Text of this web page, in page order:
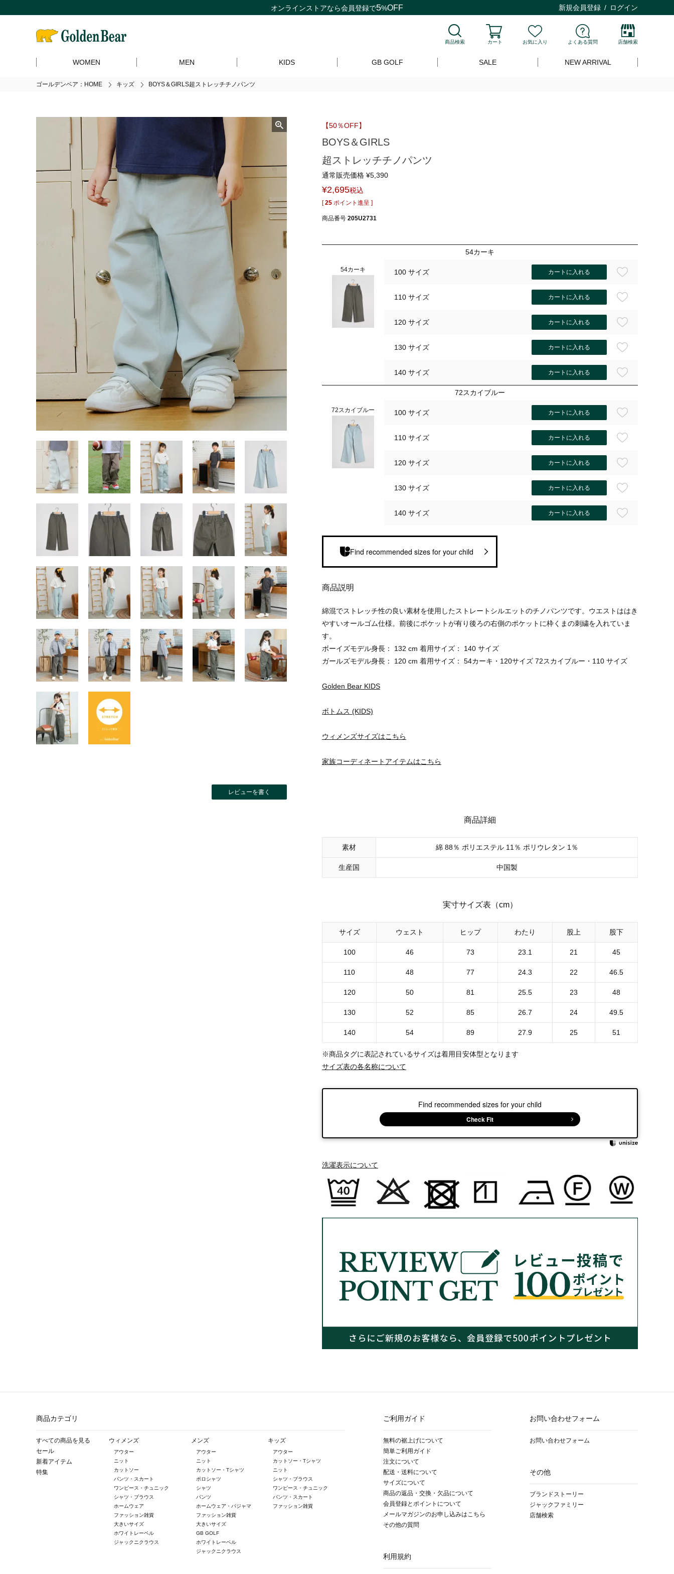
オンラインストアなら会員登録で5%OFF 新規会員登録 ログイン
商品検索 カート お気に入り よくある質問 店舗検索
WOMEN MEN KIDS GB GOLF SALE NEW ARRIVAL
ゴールデンベア：HOME キッズ BOYS＆GIRLS超ストレッチチノパンツ
レビューを書く
【50％OFF】
BOYS＆GIRLS
超ストレッチチノパンツ
通常販売価格 ¥5,390
¥2,695税込
[ 25 ポイント進呈 ]
商品番号 205U2731
54カーキ
54カーキ 100 サイズ カートに入れる
110 サイズ カートに入れる
120 サイズ カートに入れる
130 サイズ カートに入れる
140 サイズ カートに入れる
72スカイブルー
72スカイブルー 100 サイズ カートに入れる
110 サイズ カートに入れる
120 サイズ カートに入れる
130 サイズ カートに入れる
140 サイズ カートに入れる
Find recommended sizes for your child
商品説明
綿混でストレッチ性の良い素材を使用したストレートシルエットのチノパンツです。ウエストははき
やすいオールゴム仕様。前後にポケットが有り後ろの右側のポケットに枠くまの刺繍を入れていま
す。
ボーイズモデル身長： 132 cm 着用サイズ： 140 サイズ
ガールズモデル身長： 120 cm 着用サイズ： 54カーキ・120サイズ 72スカイブルー・110 サイズ
Golden Bear KIDS
ボトムス (KIDS)
ウィメンズサイズはこちら
家族コーディネートアイテムはこちら
商品詳細
素材 綿 88％ ポリエステル 11％ ポリウレタン 1％
生産国 中国製
実寸サイズ表（cm）
サイズ ウェスト ヒップ わたり 股上 股下
100 46 73 23.1 21 45
110 48 77 24.3 22 46.5
120 50 81 25.5 23 48
130 52 85 26.7 24 49.5
140 54 89 27.9 25 51
※商品タグに表記されているサイズは着用目安体型となります
サイズ表の各名称について
Find recommended sizes for your child
Check Fit
洗濯表示について
商品カテゴリ
すべての商品を見る
セール
新着アイテム
特集
ウィメンズ
アウター
ニット
カットソー
パンツ・スカート
ワンピース・チュニック
シャツ・ブラウス
ホームウェア
ファッション雑貨
大きいサイズ
ホワイトレーベル
ジャックニクラウス
メンズ
アウター
ニット
カットソー・Tシャツ
ポロシャツ
シャツ
パンツ
ホームウェア・パジャマ
ファッション雑貨
大きいサイズ
GB GOLF
ホワイトレーベル
ジャックニクラウス
キッズ
アウター
カットソー・Tシャツ
ニット
シャツ・ブラウス
ワンピース・チュニック
パンツ・スカート
ファッション雑貨
ご利用ガイド
無料の裾上げについて
簡単ご利用ガイド
注文について
配送・送料について
サイズについて
商品の返品・交換・欠品について
会員登録とポイントについて
メールマガジンのお申し込みはこちら
その他の質問
利用規約
お問い合わせフォーム
お問い合わせフォーム
その他
ブランドストーリー
ジャックファミリー
店舗検索